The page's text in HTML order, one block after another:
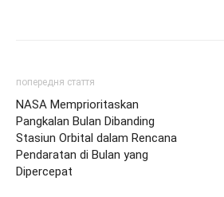
попередня стаття
NASA Memprioritaskan
Pangkalan Bulan Dibanding
Stasiun Orbital dalam Rencana
Pendaratan di Bulan yang
Dipercepat